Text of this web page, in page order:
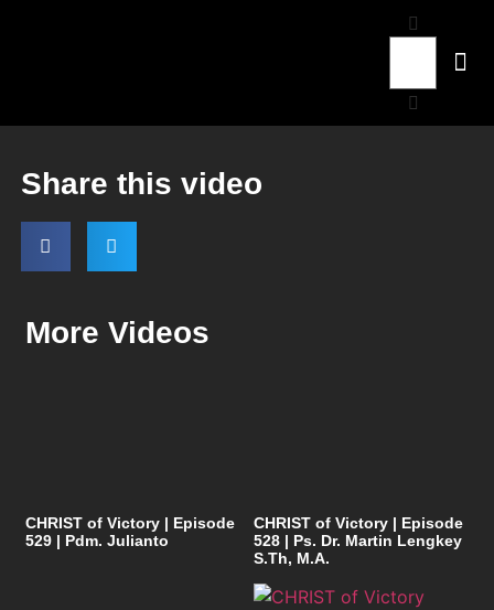
Share this video
More Videos
CHRIST of Victory | Episode
529 | Pdm. Julianto
CHRIST of Victory | Episode
528 | Ps. Dr. Martin Lengkey
S.Th, M.A.